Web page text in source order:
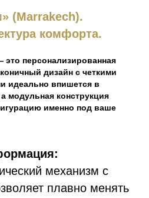
(Marrakech).
комфорта.
персонализированная
дизайн с четкими
идеально впишется в
модульная конструкция
именно под ваше
механизм с
плавно менять